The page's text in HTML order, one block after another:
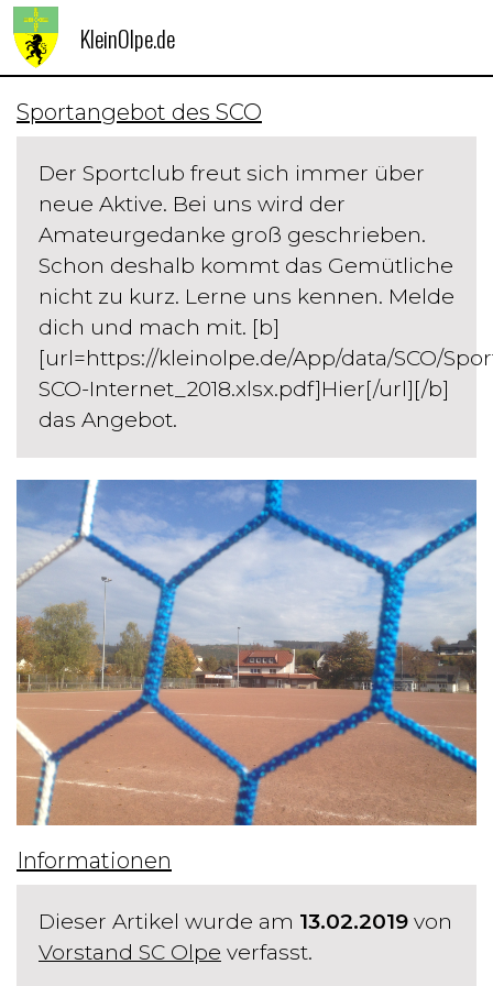
KleinOlpe.de
Sportangebot des SCO
Der Sportclub freut sich immer über
neue Aktive. Bei uns wird der
Amateurgedanke groß geschrieben.
Schon deshalb kommt das Gemütliche
nicht zu kurz. Lerne uns kennen. Melde
dich und mach mit. [b]
[url=https://kleinolpe.de/App/data/SCO/
SCO-Internet_2018.xlsx.pdf]Hier[/url][/b]
das Angebot.
Informationen
Dieser Artikel wurde am 13.02.2019 von
Vorstand SC Olpe verfasst.